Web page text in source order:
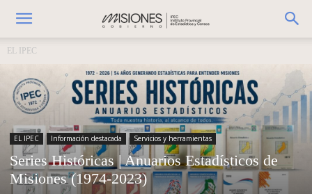
EL IPEC
EL IPEC Información destacada Servicios y herramientas
Series Históricas | Anuarios Estadísticos de
Misiones (1974-2023)